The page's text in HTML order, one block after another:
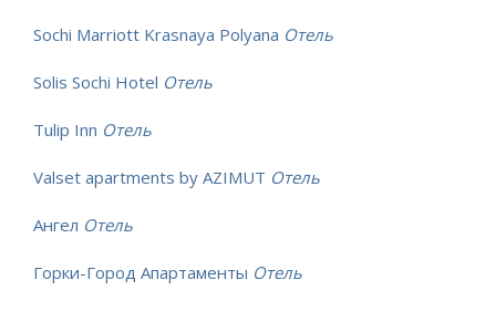
Sochi Marriott Krasnaya Polyana Отель
Solis Sochi Hotel Отель
Tulip Inn Отель
Valset apartments by AZIMUT Отель
Ангел Отель
Горки-Город Апартаменты Отель